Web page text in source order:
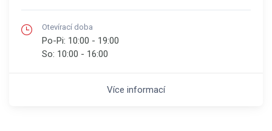
Otevírací doba
Po-Pi: 10:00 - 19:00
So: 10:00 - 16:00
Více informací